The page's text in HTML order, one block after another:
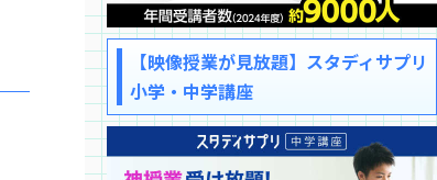
【映像授業が見放題】スタディサプリ
小学・中学講座